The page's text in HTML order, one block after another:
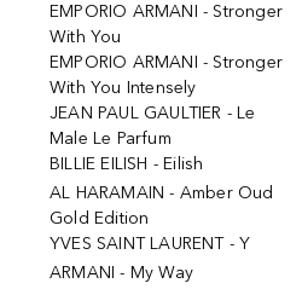
EMPORIO ARMANI - Stronger
With You
EMPORIO ARMANI - Stronger
With You Intensely
JEAN PAUL GAULTIER - Le
Male Le Parfum
BILLIE EILISH - Eilish
AL HARAMAIN - Amber Oud
Gold Edition
YVES SAINT LAURENT - Y
ARMANI - My Way